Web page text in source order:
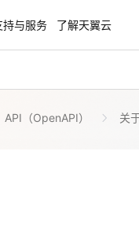
安全隔离版
助
持与服务 了解天翼云
API（OpenAPI） 关